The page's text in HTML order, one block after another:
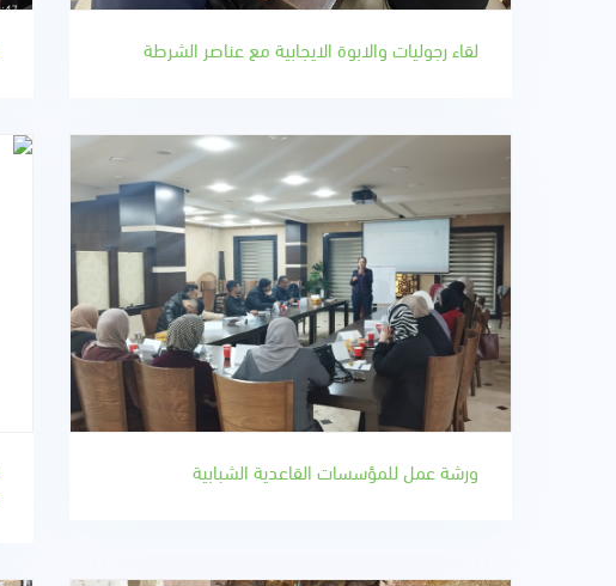
لقاء رجوليات والابوة الايجابية مع عناصر الشرطة
ورشة عمل للمؤسسات القاعدية الشبابية